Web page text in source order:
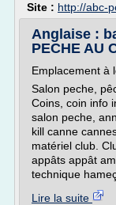
Site : http://abc-
Anglaise :
PECHE AU
Emplacement à
Salon peche,
Coins, coin info
salon peche,
kill canne
matériel club.
appâts appât
technique
Lire la suite